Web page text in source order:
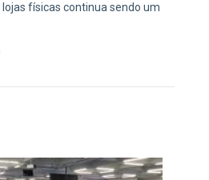
físicas continua sendo um